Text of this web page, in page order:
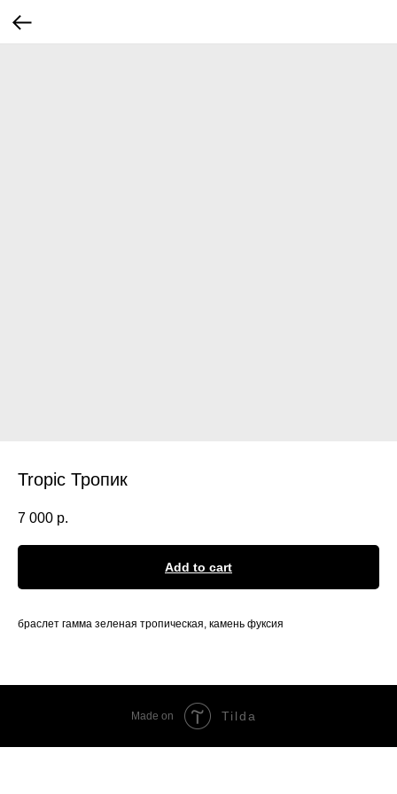
Tropic Тропик
7 000 р.
Add to cart
браслет гамма зеленая тропическая, камень фуксия
Made on Tilda